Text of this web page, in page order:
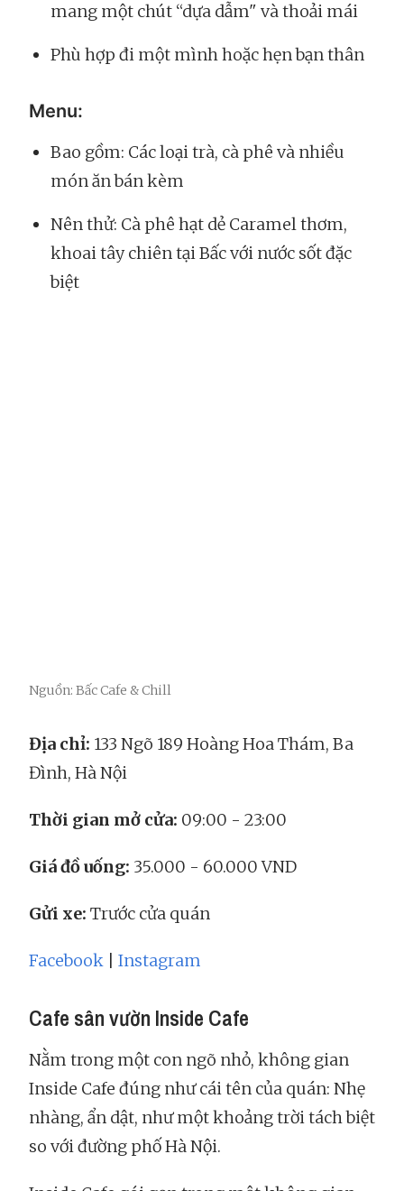
mang một chút “dựa dẫm" và thoải mái
Phù hợp đi một mình hoặc hẹn bạn thân
Menu:
Bao gồm: Các loại trà, cà phê và nhiều
món ăn bán kèm
Nên thử: Cà phê hạt dẻ Caramel thơm,
khoai tây chiên tại Bấc với nước sốt đặc
biệt
Nguồn: Bấc Cafe & Chill
Địa chỉ: 133 Ngõ 189 Hoàng Hoa Thám, Ba
Đình, Hà Nội
Thời gian mở cửa: 09:00 - 23:00
Giá đồ uống: 35.000 - 60.000 VND
Gửi xe: Trước cửa quán
Facebook Instagram
Cafe sân vườn Inside Cafe
Nằm trong một con ngõ nhỏ, không gian
Inside Cafe đúng như cái tên của quán: Nhẹ
nhàng, ẩn dật, như một khoảng trời tách biệt
so với đường phố Hà Nội.